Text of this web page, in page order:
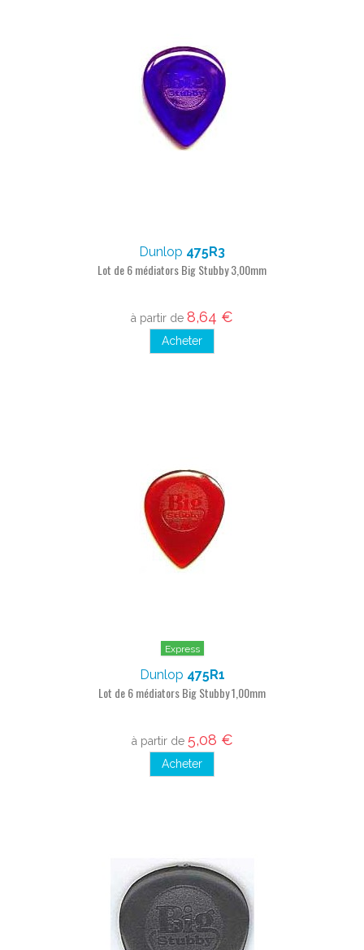
Dunlop 475R3
Lot de 6 médiators Big Stubby 3,00mm
à partir de 8,64 €
Acheter
Express
Dunlop 475R1
Lot de 6 médiators Big Stubby 1,00mm
à partir de 5,08 €
Acheter